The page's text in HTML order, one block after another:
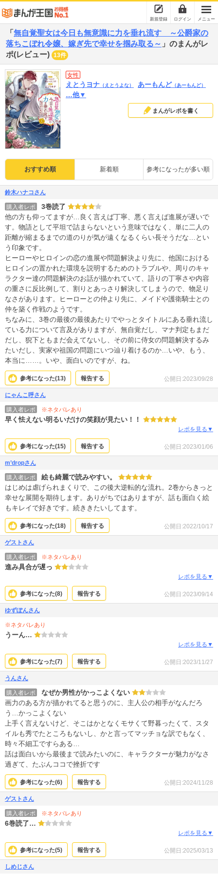
新規登録 ログイン メニュー
「 無自覚聖女は今日も無意識に力を垂れ流す ～公爵家の
落ちこぼれ令嬢、嫁ぎ先で幸せを掴み取る～ 」のまんがレ
ポ(レビュー) 13件
女性
えとうヨナ （えとうよな） あーもんど （あーもんど）
…他▼
まんがレポを書く
おすすめ順 新着順 参考になったが多い順
鈴木ハナコさん
購入者レポ
3巻読了
他の方も仰ってますが…良く言えば丁寧、悪く言えば進展が遅いで
す。物語として平坦で詰まらないという意味ではなく、単に二人の
距離が縮まるまでの道のりが気が遠くなるくらい長そうだな…とい
う印象です。
ヒーローやヒロインの恋の進展や問題解決より先に、他国における
ヒロインの置かれた環境を説明するためのトラブルや、周りのキャ
ラクター達の問題解決のお話が描かれていて、語りの丁寧さや内容
の重さに反比例して、割りとあっさり解決してしまうので、物足り
なさがあります。ヒーローとの仲より先に、メイドや護衛騎士との
仲を築く作戦のようです。
ちなみに、3巻の最後の最後あたりでやっとタイトルにある垂れ流し
ている力について言及がありますが、無自覚だし、マナ判定もまだ
だし、猊下ともまだ会えてないし、その前に侍女の問題解決するみ
たいだし、実家や祖国の問題にいつ辿り着けるのか…いや、もう、
本当に……。いや、面白いのですが、ね。
公開日:2023/09/28
参考になった(13) 報告する
にゃんこ呼さん
購入者レポ ※ネタバレあり
早く怯えない明るいだけの笑顔が見たい！！
レポを見る▼
公開日:2023/01/06
参考になった(15) 報告する
m’dropさん
購入者レポ
絵も綺麗で読みやすい。
はじめは虐げられまくりで、この後大逆転的な流れ。2巻からきっと
幸せな展開を期待します。ありがちではありますが、話も面白く絵
もキレイで好きです。続ききたいしてます。
公開日:2022/10/17
参考になった(18) 報告する
ゲストさん
購入者レポ ※ネタバレあり
進み具合が遅っ
レポを見る▼
公開日:2023/09/14
参考になった(8) 報告する
ゆずぽんさん
※ネタバレあり
うーん…
レポを見る▼
公開日:2023/11/27
参考になった(7) 報告する
うんさん
購入者レポ
なぜか男性がかっこよくない
画力のある方が描かれてると思うのに、主人公の相手がなんだろ
う…かっこよくない
上手く言えないけど、そこはかとなくモサくて野暮ったくて、スタ
イルも秀でたところもないし、かと言ってマッチョな訳でもなく、
時々不細工ですらある…
話は面白いから最後まで読みたいのに、キャラクターが魅力がなさ
過ぎて、たぶんココで挫折です
公開日:2024/11/28
参考になった(6) 報告する
ゲストさん
購入者レポ ※ネタバレあり
6巻読了…
レポを見る▼
公開日:2025/03/13
参考になった(5) 報告する
しめじさん